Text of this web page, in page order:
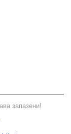
запазени!